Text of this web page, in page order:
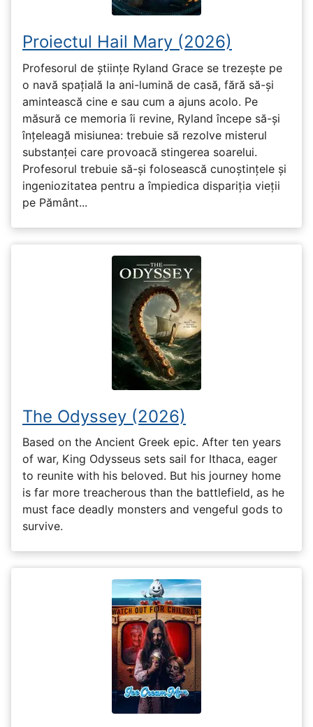
Proiectul Hail Mary (2026)
Profesorul de științe Ryland Grace se trezește pe
o navă spațială la ani-lumină de casă, fără să-și
amintească cine e sau cum a ajuns acolo. Pe
măsură ce memoria îi revine, Ryland începe să-și
înțeleagă misiunea: trebuie să rezolve misterul
substanței care provoacă stingerea soarelui.
Profesorul trebuie să-și folosească cunoștințele și
ingeniozitatea pentru a împiedica dispariția vieții
pe Pământ...
The Odyssey (2026)
Based on the Ancient Greek epic. After ten years
of war, King Odysseus sets sail for Ithaca, eager
to reunite with his beloved. But his journey home
is far more treacherous than the battlefield, as he
must face deadly monsters and vengeful gods to
survive.